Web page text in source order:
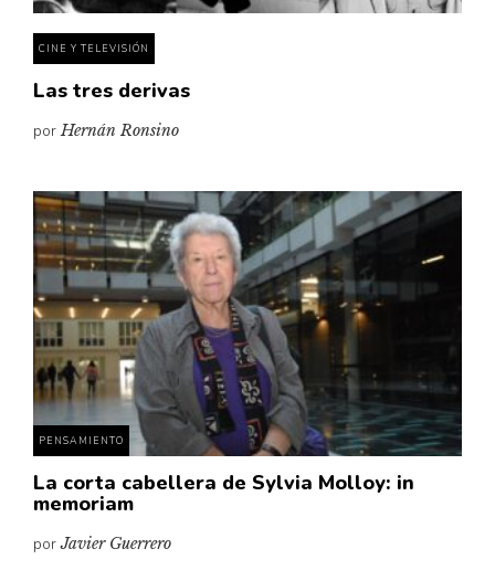
CINE Y TELEVISIÓN
Las tres derivas
porHernán Ronsino
PENSAMIENTO
La corta cabellera de Sylvia Molloy: in
memoriam
porJavier Guerrero